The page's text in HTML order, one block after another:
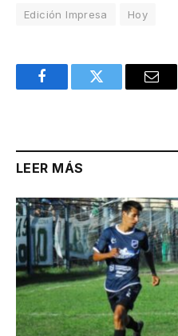
Edición Impresa Hoy
FacebookTwitter
LEER MÁS